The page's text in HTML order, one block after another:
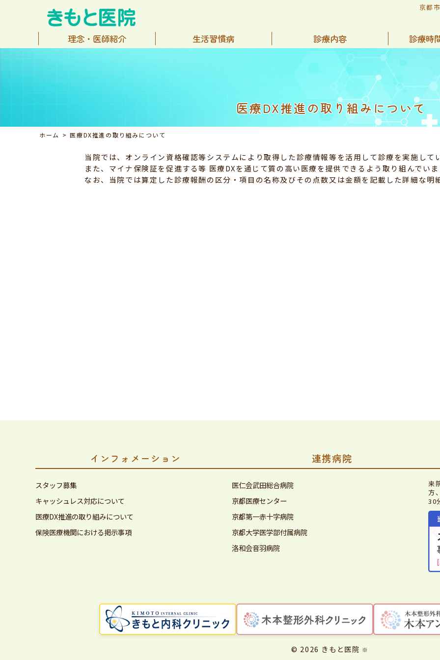
京都
理念・医師紹介 生活習慣病 診療内容 診療時
医療DX推進の取り組みについて
ホーム 医療DX推進の取り組みについて
当院では、オンライン資格確認等システムにより取得した診療情報等を活用して診療を実施して
また、マイナ保険証を促進する等 医療DXを通じて質の高い医療を提供できるよう取り組んでいま
なお、当院では算定した診療報酬の区分・項目の名称及びその点数又は金額を記載した詳細な明
インフォメーション
スタッフ募集
キャッシュレス対応について
医療DX推進の取り組みについて
保険医療機関における掲示事項
連携病院
医仁会武田総合病院
京都医療センター
京都第一赤十字病院
京都大学医学部付属病院
洛和会音羽病院
来
方
30
© 2026 きもと医院 ※